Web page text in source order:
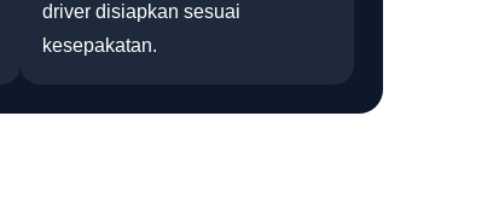
driver disiapkan sesuai
kesepakatan.